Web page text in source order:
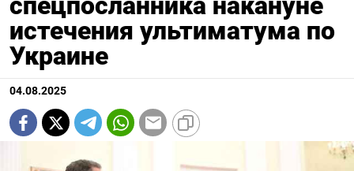
истечения ультиматума по
Украине
04.08.2025